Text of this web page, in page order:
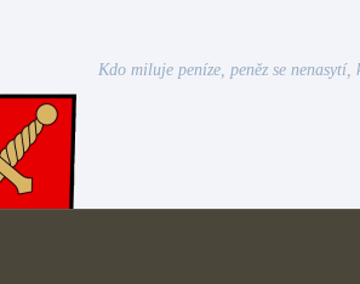
Kdo miluje peníze, peněz se